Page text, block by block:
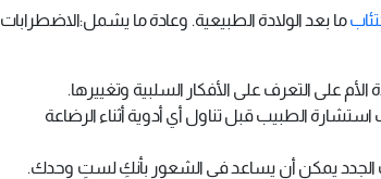
ما بعد الولادة الطبيعية. وعادة ما يشمل:الاضطرابات
على التعرف على الأفكار السلبية وتغييرها.
الطبيب قبل تناول أي أدوية أثناء الرضاعة
الجدد يمكن أن يساعد في الشعور بأنكِ لستِ وحدك.